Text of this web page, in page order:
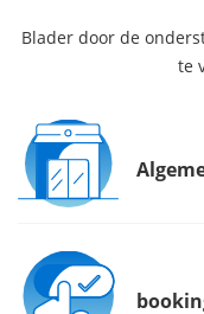
Blader door de
te